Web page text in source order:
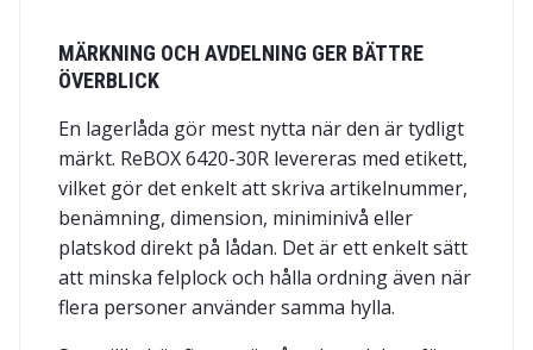
MÄRKNING OCH AVDELNING GER BÄTTRE
ÖVERBLICK
En lagerlåda gör mest nytta när den är tydligt
märkt. ReBOX 6420-30R levereras med etikett,
vilket gör det enkelt att skriva artikelnummer,
benämning, dimension, miniminivå eller
platskod direkt på lådan. Det är ett enkelt sätt
att minska felplock och hålla ordning även när
flera personer använder samma hylla.